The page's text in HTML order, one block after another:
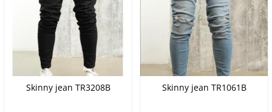
Skinny jean TR3208B Skinny jean TR1061B